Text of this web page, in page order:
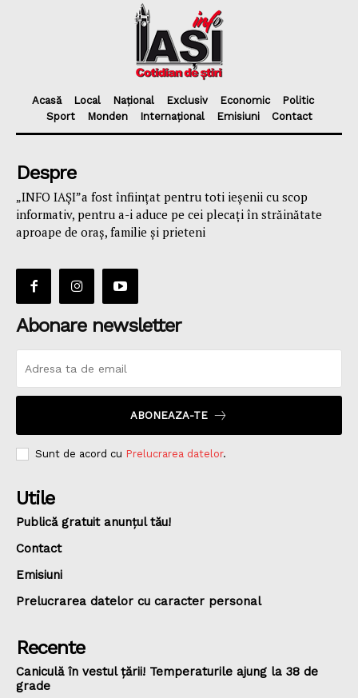
Acasă Local Național Exclusiv Economic
Politic
Sport
Monden Internațional Emisiuni Contact
Despre
„INFO IAȘI”a fost înfiinţat pentru toti ieşenii cu scop
informativ, pentru a-i aduce pe cei plecaţi în străinătate
aproape de oraş, familie și prieteni
Abonare newsletter
ABONEAZA-TE
Sunt de acord cu Prelucrarea datelor.
Utile
Publică gratuit anunțul tău!
Contact
Emisiuni
Prelucrarea datelor cu caracter personal
Recente
Caniculă în vestul țării! Temperaturile ajung la 38 de
grade